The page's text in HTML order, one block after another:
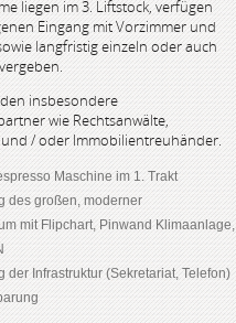
liegen im 3. Liftstock, verfügen
Eingang mit Vorzimmer und
langfristig einzeln oder auch
insbesondere
wie Rechtsanwälte,
/ oder Immobilientreuhänder.
Maschine im 1. Trakt
des großen, moderner
mit Flipchart, Pinwand Klimaanlage,
der Infrastruktur (Sekretariat, Telefon)